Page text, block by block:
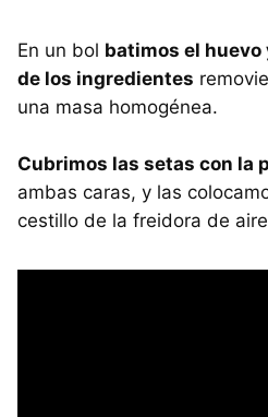
En un bol batimos el huevo
de los ingredientes
una masa homogénea.
Cubrimos las setas con la
ambas caras, y las
cestillo de la freidora de